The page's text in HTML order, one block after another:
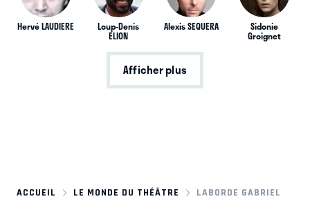
Hervé LAUDIERE Loup-Denis
ELION
Alexis SEQUERA Sidonie
Groignet
Afficher plus
ACCUEIL LE MONDE DU THÉÂTRE LABORDE GABRIEL